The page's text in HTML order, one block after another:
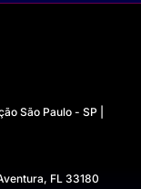
São Paulo - SP |
FL 33180